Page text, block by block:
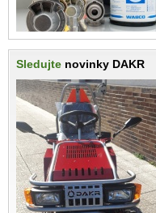
Sledujte novinky DAKR